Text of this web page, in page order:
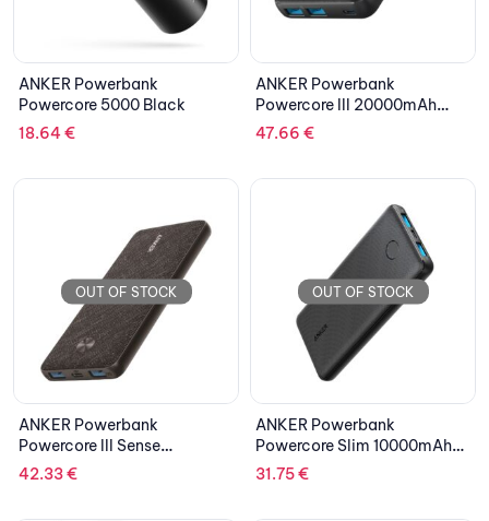
ANKER Powerbank
Powercore 5000 Black
18.64€
ANKER Powerbank
Powercore III 20000mAh
Black
47.66 €
OUT OF STOCK
ANKER Powerbank
Powercore III Sense
10000mAh Fabric PD Black
42.33€
OUT OF STOCK
ANKER Powerbank
Powercore Slim 10000mAh
Black
31.75€